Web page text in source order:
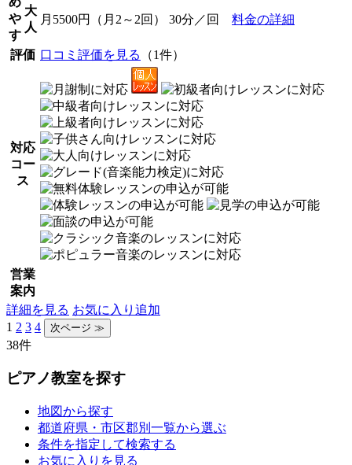
や
す
大
人
月5500円（月2～2回） 30分／回 料金の詳細
評価 口コミ評価を見る （1件）
対応
コー
ス
営業
案内
詳細を見る お気に入り追加
1 2 3 4
38件
ピアノ教室を探す
地図から探す
都道府県・市区郡別一覧から選ぶ
条件を指定して検索する
お気に入りを見る